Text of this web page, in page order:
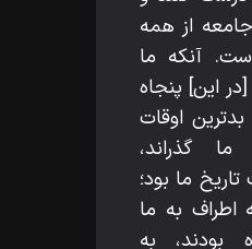
از همه
آنكه ما
اين] پنجاه
اوقات
گذراند،
تاريخ ما بود؛
اطراف به ما
بودند، به